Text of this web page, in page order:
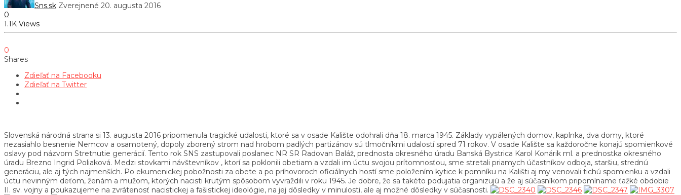
Sns.sk Zverejnené 20. augusta 2016
0
1.1K Views
0
Shares
Zdieľať na Facebooku
Zdieľať na Twitter
Slovenská národná strana si 13. augusta 2016 pripomenula tragické udalosti, ktoré sa v osade Kalište odohrali dňa 18. marca 1945. Základy vypálených domov, kaplnka, dva domy, ktoré
nezasiahlo besnenie Nemcov a osamotený, dopoly zborený strom nad hrobom padlých partizánov sú tlmočníkmi udalostí spred 71 rokov. V osade Kalište sa každoročne konajú spomienkové
oslavy pod názvom Stretnutie generácií. Tento rok SNS zastupovali poslanec NR SR Radovan Baláž, prednosta okresného úradu Banská Bystrica Karol Konárik ml. a prednostka okresného
úradu Brezno Ingrid Poliaková. Medzi stovkami návštevníkov , ktorí sa poklonili obetiam a vzdali im úctu svojou prítomnosťou, sme stretali priamych účastníkov odboja, staršiu, strednú
generáciu, ale aj tých najmenších. Po ekumenickej pobožnosti za obete a po príhovoroch oficiálnych hostí sme položením kytice k pomníku na Kališti aj my venovali tichú spomienku a vzdali
úctu nevinným deťom, ženám a mužom, ktorých nacisti krutým spôsobom vyvraždili v roku 1945. Je dobre, že sa takéto podujatia organizujú a že aj súčasníkom pripomíname ťažké obdobie
II. sv. vojny a poukazujeme na zvrátenosť nacistickej a fašistickej ideológie, na jej dôsledky v minulosti, ale aj možné dôsledky v súčasnosti.